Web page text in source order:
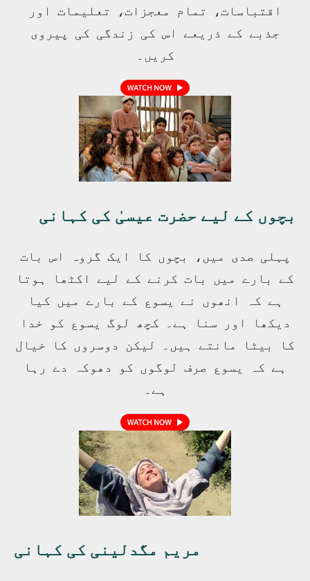
اقتباسات، تمام معجزات، تعلیمات اور
جذبے کے ذریعے اس کی زندگی کی پیروی
کریں۔
بچوں کے لیے حضرت عیسیٰ کی کہانی
پہلی صدی میں، بچوں کا ایک گروہ اس بات
کے بارے میں بات کرنے کے لیے اکٹھا ہوتا
ہے کہ انھوں نے یسوع کے بارے میں کیا
دیکھا اور سنا ہے۔ کچھ لوگ یسوع کو خدا
کا بیٹا مانتے ہیں۔ لیکن دوسروں کا خیال
ہے کہ یسوع صرف لوگوں کو دھوکہ دے رہا
ہے۔
مریم مگدلینی کی کہانی